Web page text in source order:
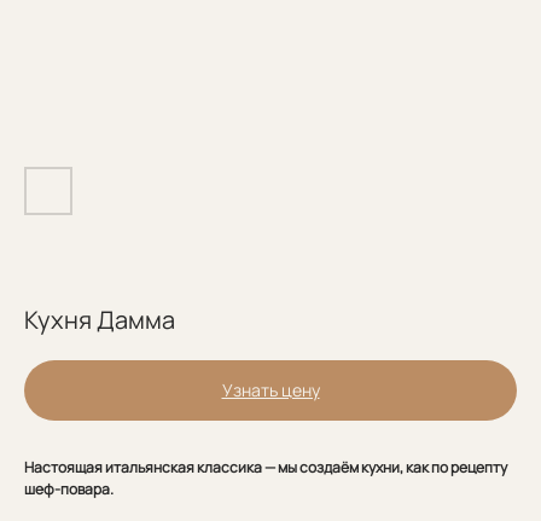
Кухня Дамма
Узнать цену
Настоящая итальянская классика — мы создаём кухни, как по рецепту
шеф-повара.